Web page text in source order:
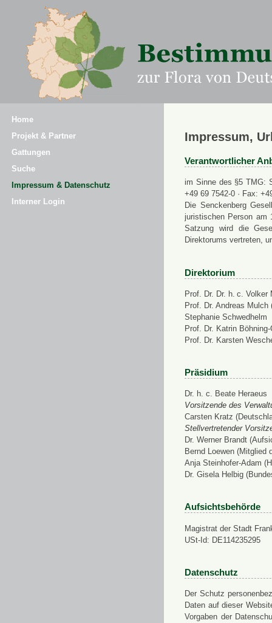
Home
Projekt & Partner
Gattungen
Suche
Impressum & Datenschutz
Interner Login
Impressum,
Verantwortlicher
im Sinne des §5 TMG:
+49 69 7542-0 · Fax:
Die Senckenberg
juristischen Person am
Satzung wird die
Direktorums vertreten,
Direktorium
Prof. Dr. Dr. h. c. Volker
Prof. Dr. Andreas
Stephanie Schwedhelm
Prof. Dr. Katrin
Prof. Dr. Karsten
Präsidium
Dr. h. c. Beate Heraeus
Vorsitzende des
Carsten Kratz
Stellvertretender
Dr. Werner Brandt
Bernd Loewen (Mitglied
Anja Steinhofer-Adam
Dr. Gisela Helbig
Aufsichtsbehörde
Magistrat der Stadt
USt-Id: DE114235295
Datenschutz
Der Schutz
Daten auf dieser
Vorgaben der